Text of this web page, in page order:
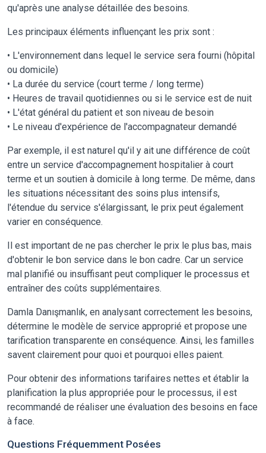
qu'après une analyse détaillée des besoins.
Les principaux éléments influençant les prix sont :
• L'environnement dans lequel le service sera fourni (hôpital
ou domicile)
• La durée du service (court terme / long terme)
• Heures de travail quotidiennes ou si le service est de nuit
• L'état général du patient et son niveau de besoin
• Le niveau d'expérience de l'accompagnateur demandé
Par exemple, il est naturel qu'il y ait une différence de coût
entre un service d'accompagnement hospitalier à court
terme et un soutien à domicile à long terme. De même, dans
les situations nécessitant des soins plus intensifs,
l'étendue du service s'élargissant, le prix peut également
varier en conséquence.
Il est important de ne pas chercher le prix le plus bas, mais
d'obtenir le bon service dans le bon cadre. Car un service
mal planifié ou insuffisant peut compliquer le processus et
entraîner des coûts supplémentaires.
Damla Danışmanlık, en analysant correctement les besoins,
détermine le modèle de service approprié et propose une
tarification transparente en conséquence. Ainsi, les familles
savent clairement pour quoi et pourquoi elles paient.
Pour obtenir des informations tarifaires nettes et établir la
planification la plus appropriée pour le processus, il est
recommandé de réaliser une évaluation des besoins en face
à face.
Questions Fréquemment Posées